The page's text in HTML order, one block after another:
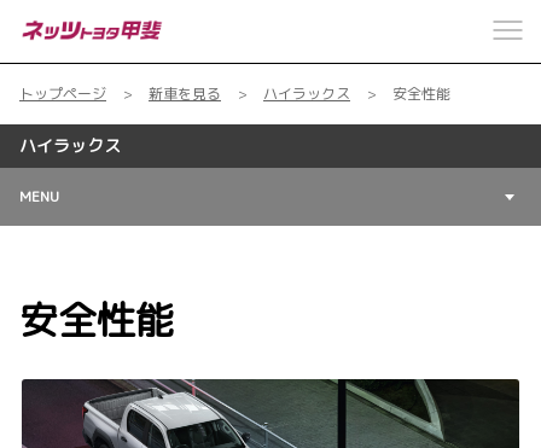
トップページ 新車を見る ハイラックス 安全性能
ハイラックス
MENU
安全性能